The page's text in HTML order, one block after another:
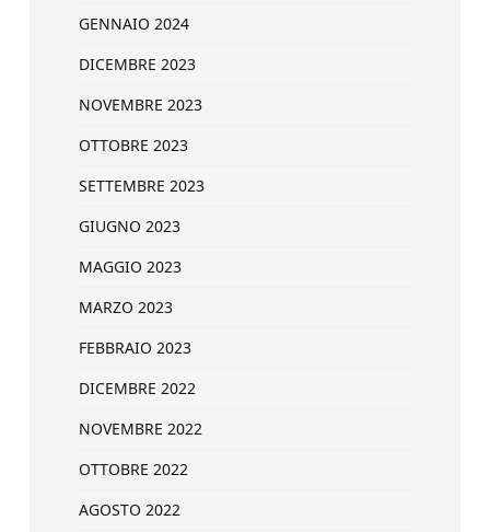
GENNAIO 2024
DICEMBRE 2023
NOVEMBRE 2023
OTTOBRE 2023
SETTEMBRE 2023
GIUGNO 2023
MAGGIO 2023
MARZO 2023
FEBBRAIO 2023
DICEMBRE 2022
NOVEMBRE 2022
OTTOBRE 2022
AGOSTO 2022